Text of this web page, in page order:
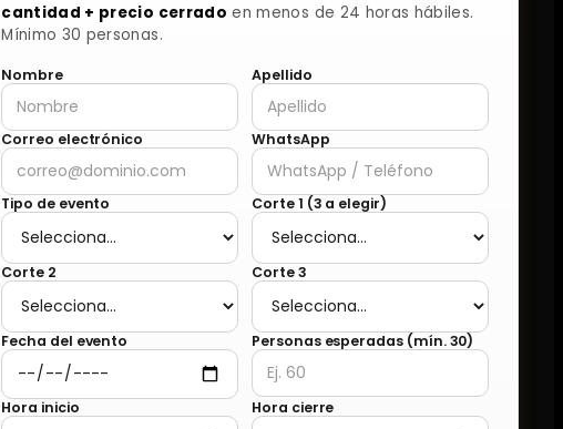
cantidad + precio cerrado en menos de 24 horas hábiles.
Mínimo 30 personas.
Nombre Apellido
Correo electrónico WhatsApp
Tipo de evento Corte 1 (3 a elegir)
Corte 2 Corte 3
Fecha del evento Personas esperadas (mín. 30)
Hora inicio Hora cierre